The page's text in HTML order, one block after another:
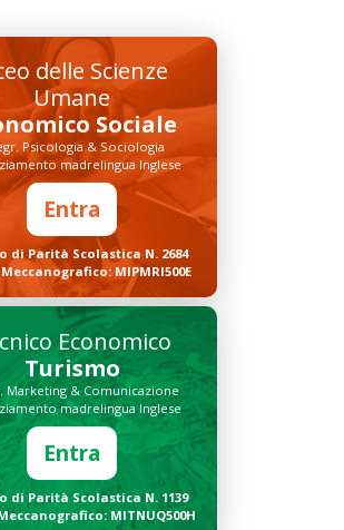
delle Scienze
Umane
Sociale
Psicologia & Sociologia
madrelingua Inglese
Entra
di Parità Scolastica N. 2684
MIPMRI500E
Economico
Turismo
Marketing & Comunicazione
madrelingua Inglese
Entra
di Parità Scolastica N. 1139
MITNUQ500H